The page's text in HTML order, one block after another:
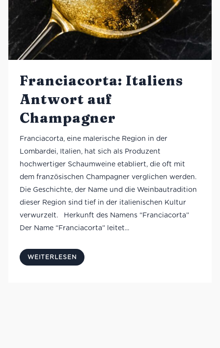
Franciacorta: Italiens
Antwort auf
Champagner
Franciacorta, eine malerische Region in der
Lombardei, Italien, hat sich als Produzent
hochwertiger Schaumweine etabliert, die oft mit
dem französischen Champagner verglichen werden.
Die Geschichte, der Name und die Weinbautradition
dieser Region sind tief in der italienischen Kultur
verwurzelt. Herkunft des Namens “Franciacorta”
Der Name “Franciacorta” leitet...
WEITERLESEN